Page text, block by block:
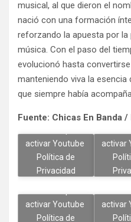
musical, al que dieron el
nació con una formación
reforzando la apuesta por la
música. Con el paso del
evolucionó hasta
manteniendo viva la
que siempre había
Fuente: Chicas En Banda
«Estoy de
activar Youtube
Política de
Privacidad
Estoy de
acuerdo
activar
«Estoy de
activar Youtube
Política de
activar